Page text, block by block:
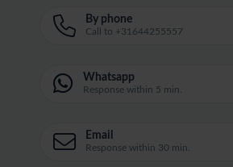
By phone
Call to +31644255557
Whatsapp
Response within 5 min.
Email
Response within 30 min.